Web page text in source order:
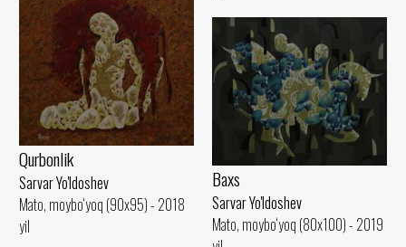
Qurbonlik
Sarvar Yo'ldoshev
Mato, moybo‘yoq (90x95) - 2018
yil
Baxs
Sarvar Yo'ldoshev
Mato, moybo‘yoq (80x100) - 2019